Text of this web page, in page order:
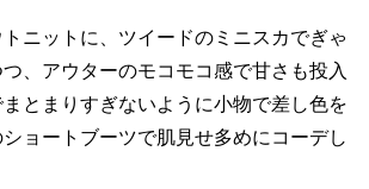
トニットに、ツイードのミニスカでぎゃ
、アウターのモコモコ感で甘さも投入
とまりすぎないように小物で差し色を
ョートブーツで肌見せ多めにコーデし